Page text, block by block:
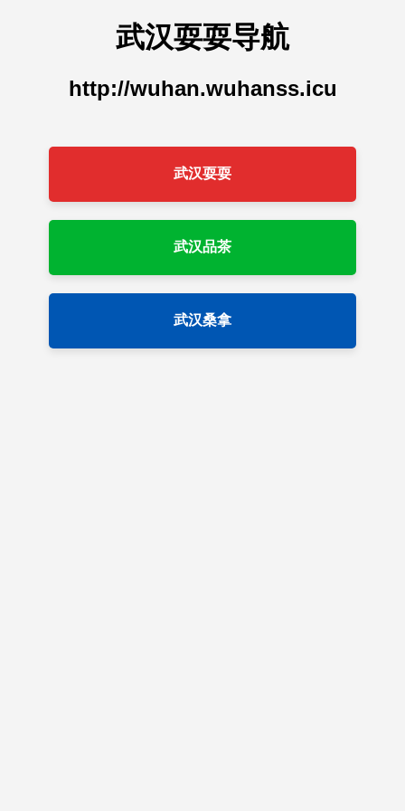
武汉耍耍导航
http://wuhan.wuhanss.icu
武汉耍耍
武汉品茶
武汉桑拿